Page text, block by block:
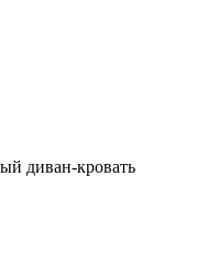
диван-кровать